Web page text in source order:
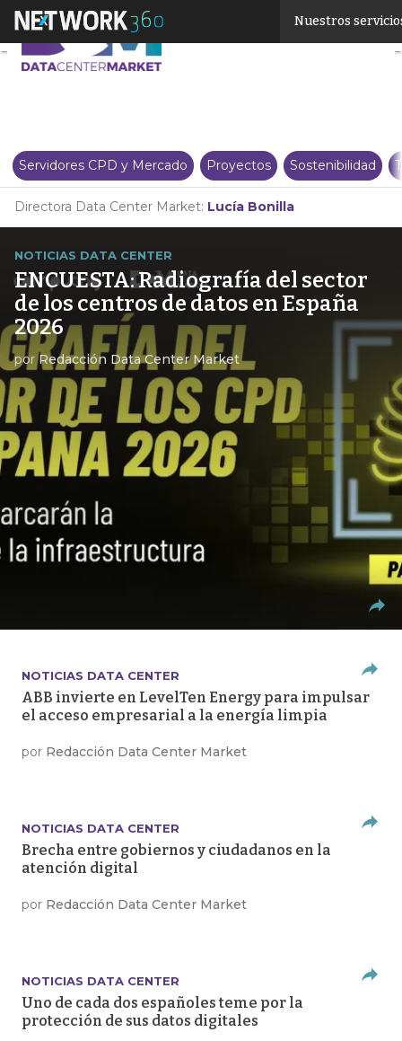
Nuestros
Servidores CPD y Mercado Proyectos Sostenibilidad
Directora Data Center Market: Lucía Bonilla
NOTICIAS DATA CENTER
ENCUESTA: Radiografía del sector
de los centros de datos en España
2026
porRedacción Data Center Market
NOTICIAS DATA CENTER
ABB invierte en LevelTen Energy para impulsar
el acceso empresarial a la energía limpia
por Redacción Data Center Market
NOTICIAS DATA CENTER
Brecha entre gobiernos y ciudadanos en la
atención digital
por Redacción Data Center Market
NOTICIAS DATA CENTER
Uno de cada dos españoles teme por la
protección de sus datos digitales